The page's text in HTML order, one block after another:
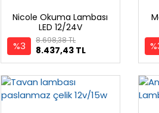
Nicole Okuma Lambası
LED 12/24V
%3 8.437,43 TL
8.698,38 TL